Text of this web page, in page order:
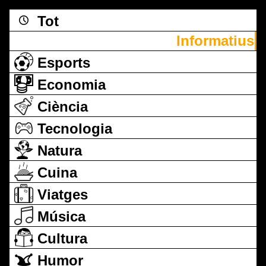
Tot
Informatius
Esports
Economia
Ciència
Tecnologia
Natura
Cuina
Viatges
Música
Cultura
Humor